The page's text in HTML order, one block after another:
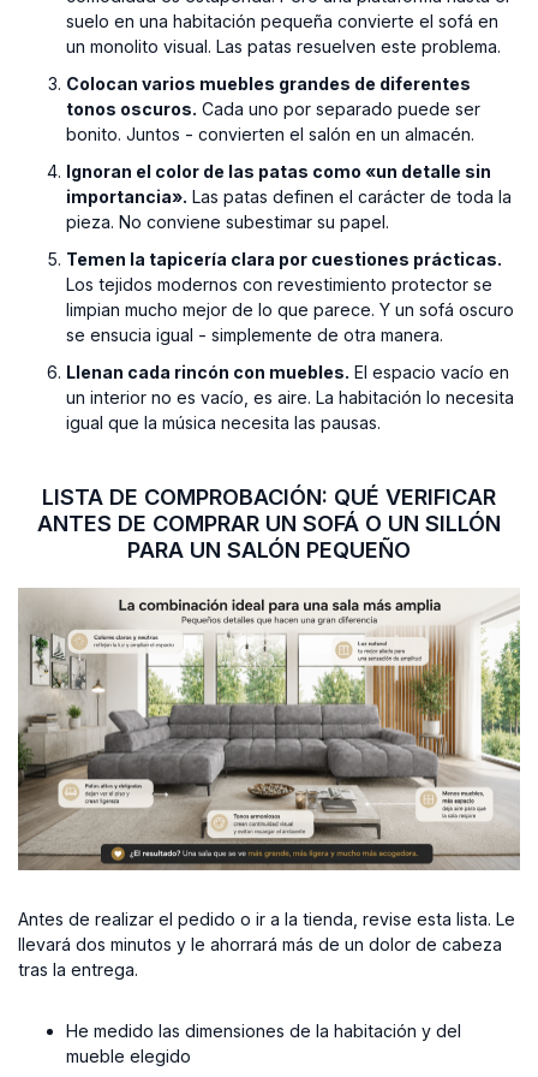
suelo en una habitación pequeña convierte el sofá en
un monolito visual. Las patas resuelven este problema.
Colocan varios muebles grandes de diferentes
tonos oscuros. Cada uno por separado puede ser
bonito. Juntos - convierten el salón en un almacén.
Ignoran el color de las patas como «un detalle sin
importancia». Las patas definen el carácter de toda la
pieza. No conviene subestimar su papel.
Temen la tapicería clara por cuestiones prácticas.
Los tejidos modernos con revestimiento protector se
limpian mucho mejor de lo que parece. Y un sofá oscuro
se ensucia igual - simplemente de otra manera.
Llenan cada rincón con muebles. El espacio vacío en
un interior no es vacío, es aire. La habitación lo necesita
igual que la música necesita las pausas.
LISTA DE COMPROBACIÓN: QUÉ VERIFICAR
ANTES DE COMPRAR UN SOFÁ O UN SILLÓN
PARA UN SALÓN PEQUEÑO
Antes de realizar el pedido o ir a la tienda, revise esta lista. Le
llevará dos minutos y le ahorrará más de un dolor de cabeza
tras la entrega.
He medido las dimensiones de la habitación y del
mueble elegido